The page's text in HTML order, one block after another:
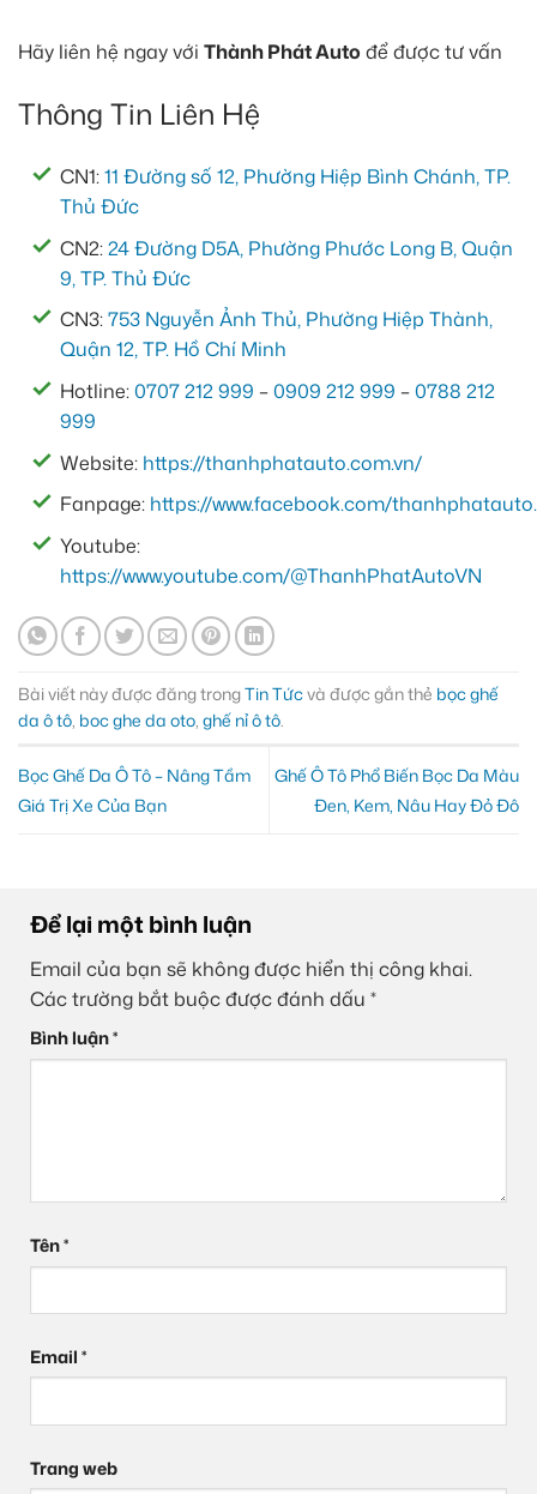
Hãy liên hệ ngay với Thành Phát Auto để được tư vấn
Thông Tin Liên Hệ
CN1:11 Đường số 12, Phường Hiệp Bình Chánh, TP.
Thủ Đức
CN2:24 Đường D5A, Phường Phước Long B, Quận
9, TP. Thủ Đức
CN3:753 Nguyễn Ảnh Thủ, Phường Hiệp Thành,
Quận 12, TP. Hồ Chí Minh
Hotline:0707 212 999 –0909 212 999 –0788 212
999
Website: https://thanhphatauto.com.vn/
Fanpage: https://www.facebook.com/
Youtube:
https://www.youtube.com/@ThanhPhatAutoVN
Bài viết này được đăng trongTin Tứcvà được gắn thẻ bọc ghế
da ô tô boc ghe da oto ghế nỉ ô tô
Bọc Ghế Da Ô Tô – Nâng Tầm
Giá Trị Xe Của Bạn
Ghế Ô Tô Phổ Biến Bọc Da Màu
Đen, Kem, Nâu Hay Đỏ Đô
Để lại một bình luận
Email của bạn sẽ không được hiển thị công khai.
Các trường bắt buộc được đánh dấu *
Bình luận*
Tên*
Email*
Trang web